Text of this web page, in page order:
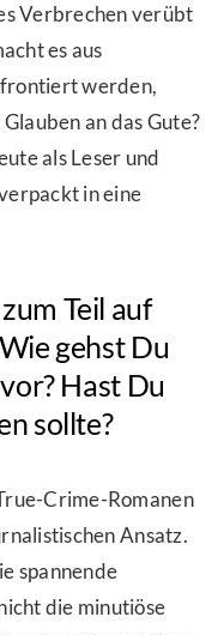
Verbrechen verübt
es aus
werden,
an das Gute?
als Leser und
in eine
Teil auf
gehst Du
Hast Du
sollte?
Crime-Romanen
Ansatz.
spannende
die minutiöse